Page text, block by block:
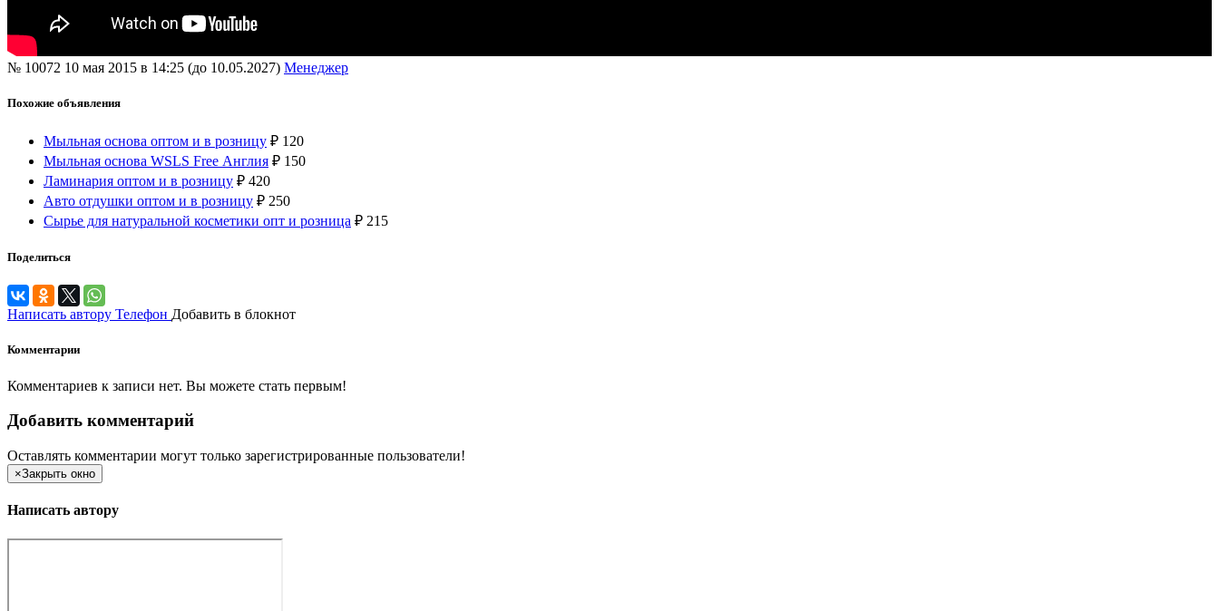
№ 10072 10 мая 2015 в 14:25 (до 10.05.2027) Менеджер
Похожие объявления
Мыльная основа оптом и в розницу ₽ 120
Мыльная основа WSLS Free Англия ₽ 150
Ламинария оптом и в розницу ₽ 420
Авто отдушки оптом и в розницу ₽ 250
Сырье для натуральной косметики опт и розница ₽ 215
Поделиться
Написать автору Телефон Добавить в блокнот
Комментарии
Комментариев к записи нет. Вы можете стать первым!
Добавить комментарий
Оставлять комментарии могут только зарегистрированные пользователи!
×Закрыть окно
Написать автору